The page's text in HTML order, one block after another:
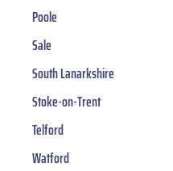
Poole
Sale
South Lanarkshire
Stoke-on-Trent
Telford
Watford